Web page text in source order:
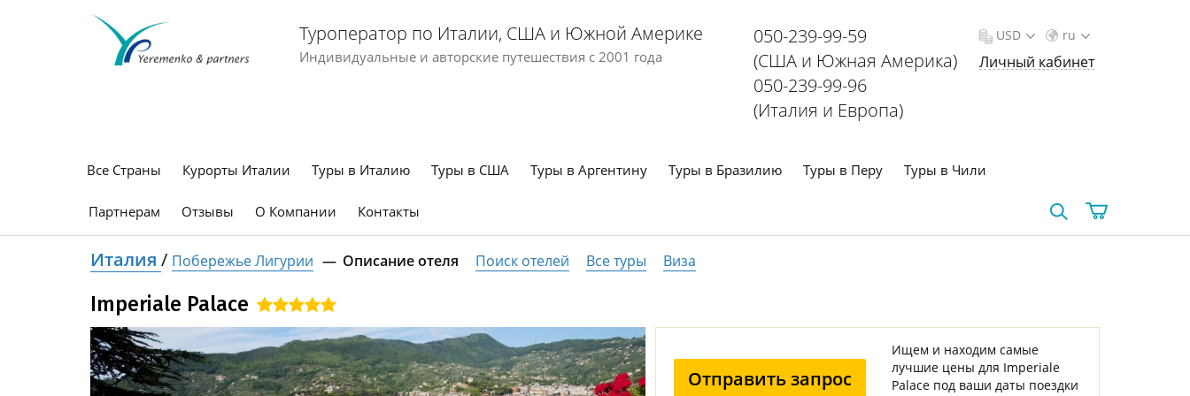
Туроператор по Италии, США и Южной Америке
Индивидуальные и авторские путешествия с 2001 года
050-239-99-59
(США и Южная Америка)
050-239-99-96
(Италия и Европа)
ru
USD
Личный кабинет
Все Страны Курорты Италии Туры в Италию Туры в США Туры в Аргентину Туры в Бразилию Туры в Перу Туры в Чили
Партнерам Отзывы О Компании Контакты
Италия / Побережье Лигурии Описание отеля Поиск отелей Все туры Виза
Imperiale Palace
Отправить запрос
Ищем и находим самые
лучшие цены для Imperiale
Palace под ваши даты поездки